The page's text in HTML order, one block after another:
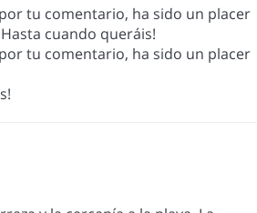
tu comentario, ha sido un placer
cuando queráis!
tu comentario, ha sido un placer